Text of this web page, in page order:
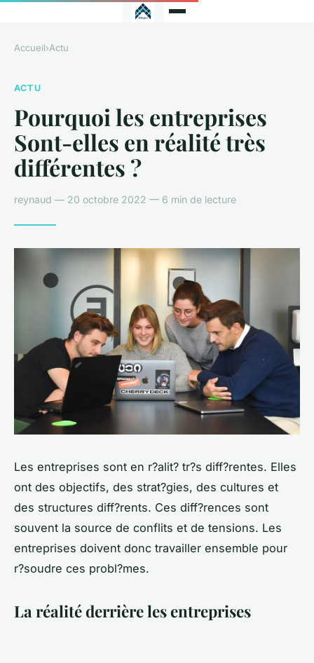
Accueil›Actu
ACTU
Pourquoi les entreprises
Sont-elles en réalité très
différentes ?
reynaud — 20 octobre 2022 — 6 min de lecture
Les entreprises sont en r?alit? tr?s diff?rentes. Elles
ont des objectifs, des strat?gies, des cultures et
des structures diff?rents. Ces diff?rences sont
souvent la source de conflits et de tensions. Les
entreprises doivent donc travailler ensemble pour
r?soudre ces probl?mes.
La réalité derrière les entreprises